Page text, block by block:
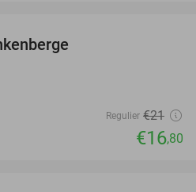
Regulier €21
€16,80